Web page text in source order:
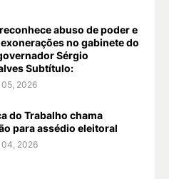
abuso de poder e
no gabinete do
Sérgio
Subtítulo:
2026
do Trabalho chama
para assédio eleitoral
04, 2026